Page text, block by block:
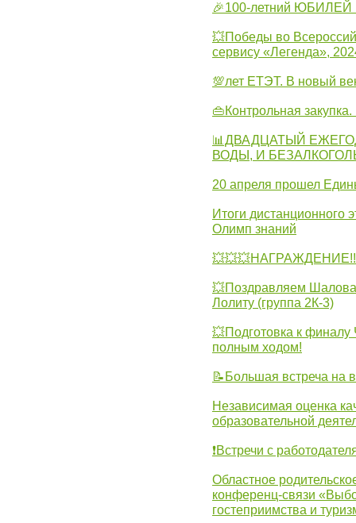
🎉100-летний ЮБИЛЕЙ
💥Победы во
сервису «Легенда»,
💯лет ЕТЭТ. В новый
👜Контрольная
📊ДВАДЦАТЫЙ
ВОДЫ, И
20 апреля прошел
Итоги дистанционного
Олимп знаний
💥Поздравляем
Лолиту (группа 2К-3)
💥Подготовка к
полным ходом!
📝Большая встреча на
Независимая оценка
образовательной
❗Встречи с
Областное
конференц-связи
гостеприимства и